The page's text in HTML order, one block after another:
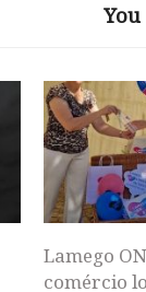
Lamego
comércio